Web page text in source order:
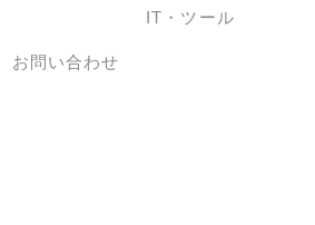
IT・ツール
お問い合わせ